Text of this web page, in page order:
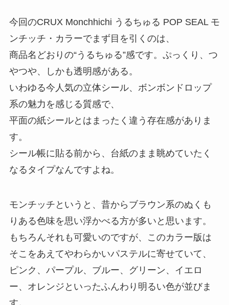
今回のCRUX Monchhichi うるちゅる POP SEAL モ
ンチッチ・カラーでまず目を引くのは、
商品名どおりの“うるちゅる”感です。ぷっくり、つ
やつや、しかも透明感がある。
いわゆる今人気の立体シール、ボンボンドロップ
系の魅力を感じる質感で、
平面の紙シールとはまったく違う存在感がありま
す。
シール帳に貼る前から、台紙のまま眺めていたく
なるタイプなんですよね。
モンチッチというと、昔からブラウン系のぬくも
りある色味を思い浮かべる方が多いと思います。
もちろんそれも可愛いのですが、このカラー版は
そこをあえてやわらかいパステルに寄せていて、
ピンク、パープル、ブルー、グリーン、イエロ
ー、オレンジといったふんわり明るい色が並びま
す。